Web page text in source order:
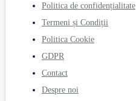
Politica de confidențialitate
Termeni și Condiții
Politica Cookie
GDPR
Contact
Despre noi